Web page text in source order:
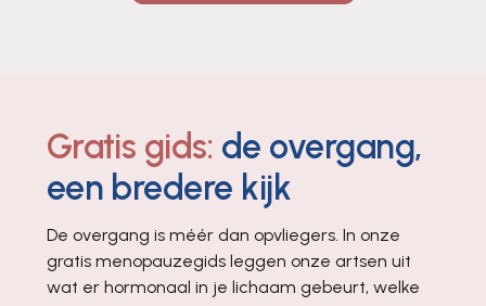
Gratis gids: de overgang,
een bredere kijk
De overgang is méér dan opvliegers. In onze
gratis menopauzegids leggen onze artsen uit
wat er hormonaal in je lichaam gebeurt, welke